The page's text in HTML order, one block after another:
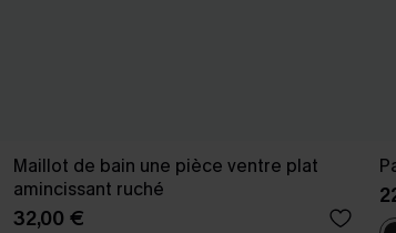
Maillot de bain une pièce ventre plat
amincissant ruché
32,00 €